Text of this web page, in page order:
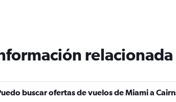
buscar ofertas de vuelos de Miami a